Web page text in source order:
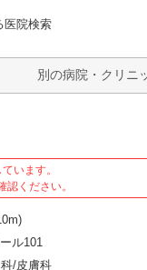
医院検索
います。
ください。
)
ル101
皮膚科